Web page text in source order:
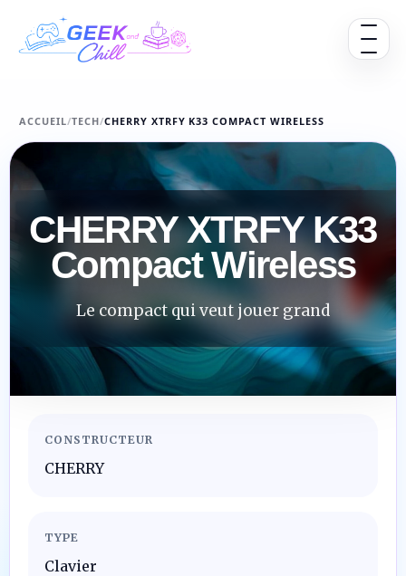
Ouvrir
ACCUEIL/TECH/CHERRY XTRFY K33 COMPACT WIRELESS
CHERRY XTRFY K33
Compact Wireless
Le compact qui veut jouer grand
CONSTRUCTEUR
CHERRY
TYPE
Clavier